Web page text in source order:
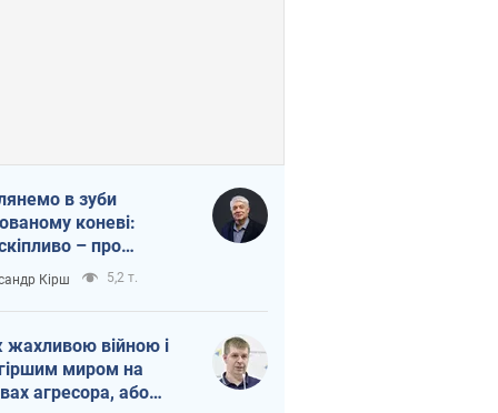
в зуби
коневі:
– про
Україні
Кірш 5,2 т.
жахливою війною і
миром на
агресора, або